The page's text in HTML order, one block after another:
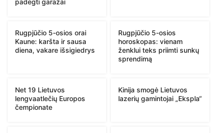
Rugpjūčio 5-osios orai
Kaune: karšta ir sausa
diena, vakare išsigiedrys
Rugpjūčio 5-osios
horoskopas: vienam
ženklui teks priimti sunkų
sprendimą
Net 19 Lietuvos
lengvaatlečių Europos
čempionate
Kinija smogė Lietuvos
lazerių gamintojai „Ekspla“